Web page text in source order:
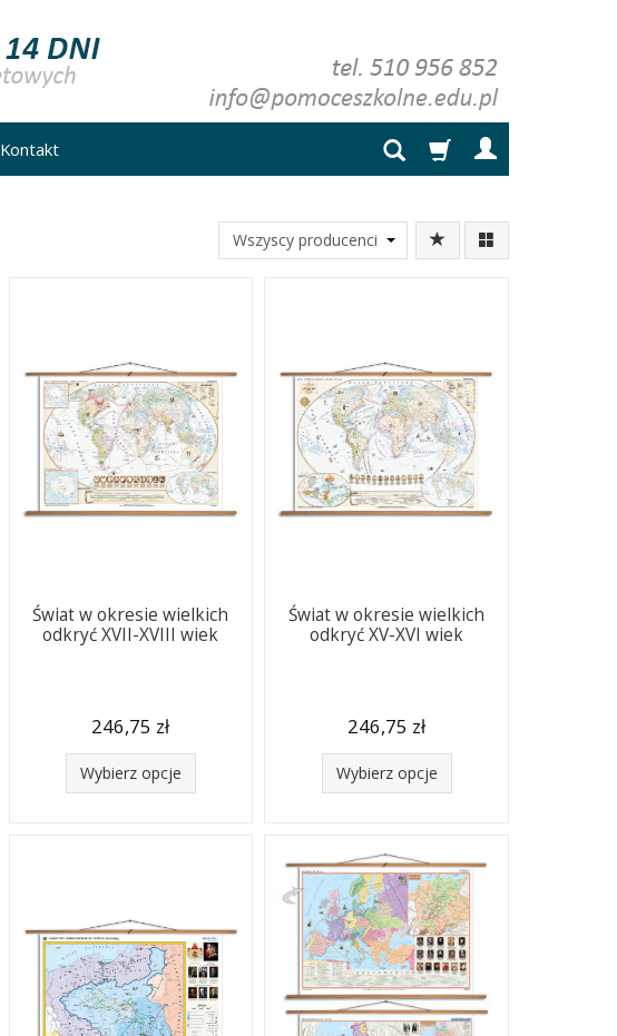
Kontakt
Świat w okresie wielkich
odkryć XVII-XVIII wiek
246,75 zł
Wybierz opcje
Świat w okresie wielkich
odkryć XV-XVI wiek
246,75 zł
Wybierz opcje